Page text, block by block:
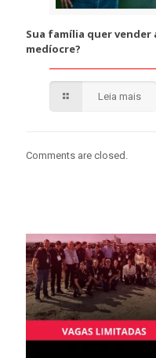
Sua família quer
medíocre?
Leia mais
Comments are closed.